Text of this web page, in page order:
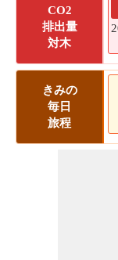
CO2
排出量
対木
きみの
毎日
旅程